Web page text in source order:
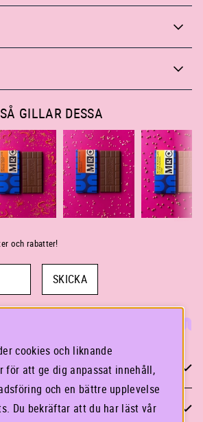
GILLAR DESSA
och rabatter!
SKICKA
cookies och liknande
för att ge dig anpassat innehåll,
och en bättre upplevelse
Du bekräftar att du har läst vår